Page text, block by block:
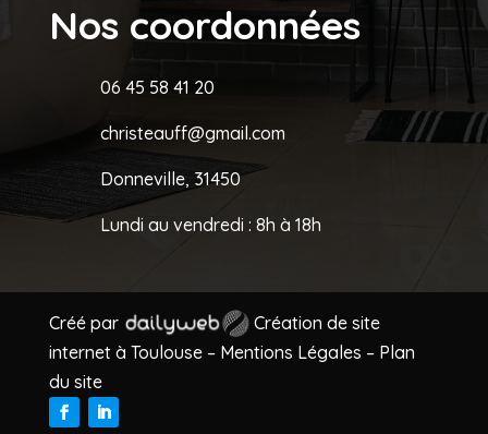
Nos coordonnées
06 45 58 41 20
christeauff@gmail.com
Donneville, 31450
Lundi au vendredi : 8h à 18h
Créé par
Création de site
internet à Toulouse – Mentions Légales – Plan
du site